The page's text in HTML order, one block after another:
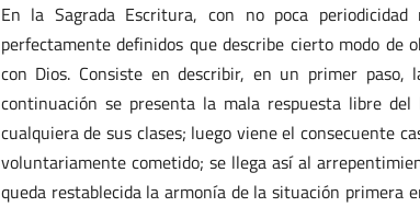
En la Sagrada Escritura, con no poca
perfectamente definidos que describe cierto modo de
con Dios. Consiste en describir, en un primer
continuación se presenta la mala respuesta libre
cualquiera de sus clases; luego viene el consecuente
voluntariamente cometido; se llega así al
queda restablecida la armonía de la situación primera